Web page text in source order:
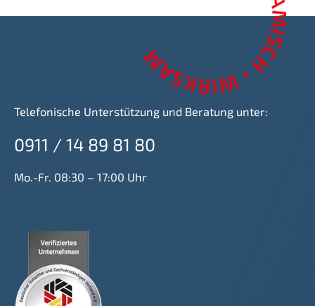
Telefonische Unterstützung und Beratung unter:
0911 / 14 89 81 80
Mo.-Fr. 08:30 – 17:00 Uhr